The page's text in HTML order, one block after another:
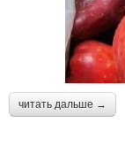
читать дальше →